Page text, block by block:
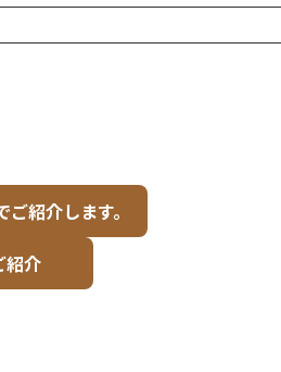
紹介します。
紹介